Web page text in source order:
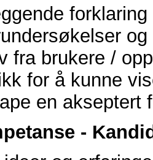
fra brukere /
for å kunne
en akseptert
-